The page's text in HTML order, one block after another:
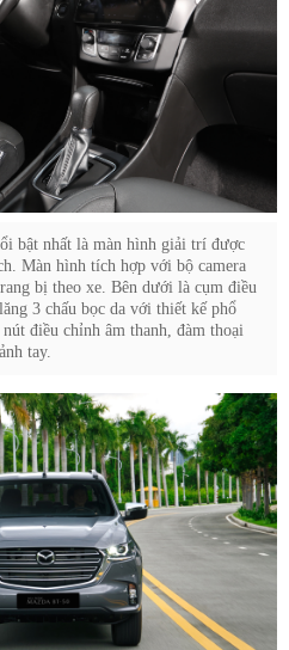
bật nhất là màn hình giải trí được
Màn hình tích hợp với bộ camera
bị theo xe. Bên dưới là cụm điều
3 chấu bọc da với thiết kế phổ
điều chỉnh âm thanh, đàm thoại
tay.